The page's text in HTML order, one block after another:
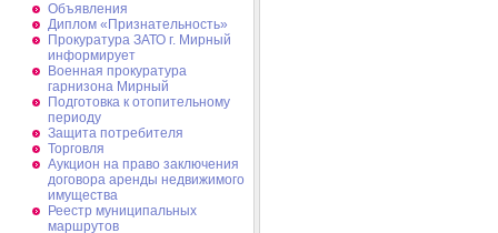
Объявления
Диплом «Признательность»
Прокуратура ЗАТО г. Мирный
информирует
Военная прокуратура
гарнизона Мирный
Подготовка к отопительному
периоду
Защита потребителя
Торговля
Аукцион на право заключения
договора аренды недвижимого
имущества
Реестр муниципальных
маршрутов